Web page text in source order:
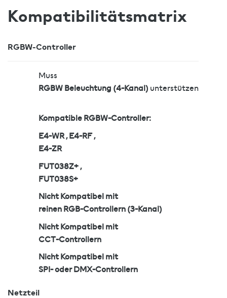
Kompatibilitätsmatrix
RGBW-Controller
Muss
RGBW Beleuchtung (4-Kanal) unterstützen
Kompatible RGBW-Controller:
E4-WR , E4-RF ,
E4-ZR
FUT038Z+ ,
FUT038S+
Nicht Kompatibel mit
reinen RGB-Controllern (3-Kanal)
Nicht Kompatibel mit
CCT-Controllern
Nicht Kompatibel mit
SPI- oder DMX-Controllern
Netzteil